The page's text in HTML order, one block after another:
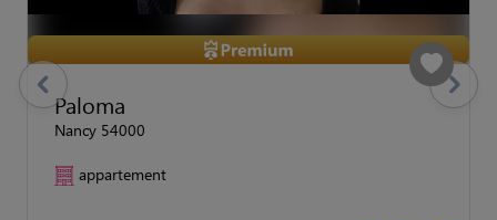
Paloma
Nancy 54000
appartement
previous Suivant